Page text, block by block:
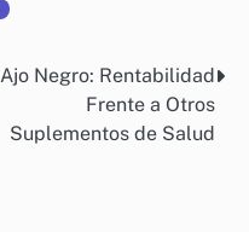
Ajo Negro: Rentabilidad
Frente a Otros
Suplementos de Salud